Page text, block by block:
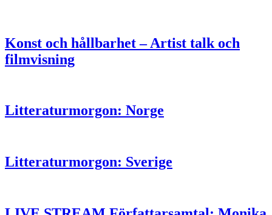
Konst och hållbarhet – Artist talk och
filmvisning
Litteraturmorgon: Norge
Litteraturmorgon: Sverige